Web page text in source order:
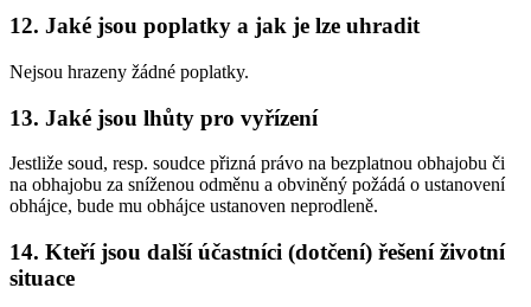
12. Jaké jsou poplatky a jak je lze uhradit
Nejsou hrazeny žádné poplatky.
13. Jaké jsou lhůty pro vyřízení
Jestliže soud, resp. soudce přizná právo na bezplatnou obhajobu či
na obhajobu za sníženou odměnu a obviněný požádá o ustanovení
obhájce, bude mu obhájce ustanoven neprodleně.
14. Kteří jsou další účastníci (dotčení) řešení životní
situace